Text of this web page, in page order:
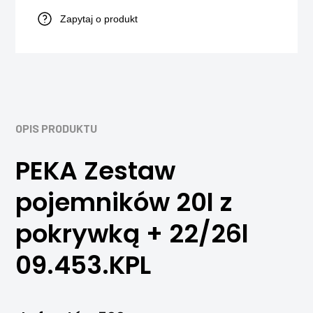
Zapytaj o produkt
OPIS PRODUKTU
PEKA Zestaw
pojemników 20l z
pokrywką + 22/26l
09.453.KPL